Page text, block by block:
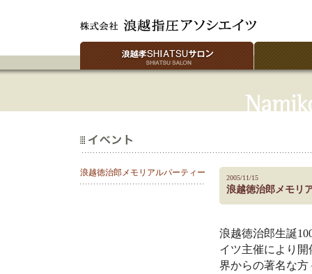
浪越徳治郎メモリアルパーティー
2005/11/15
浪越徳治郎メモリ
浪越徳治郎生誕
イツ主催により
界からの著名な